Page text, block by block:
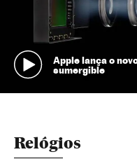
Apple lança o
sumergible
Relógios